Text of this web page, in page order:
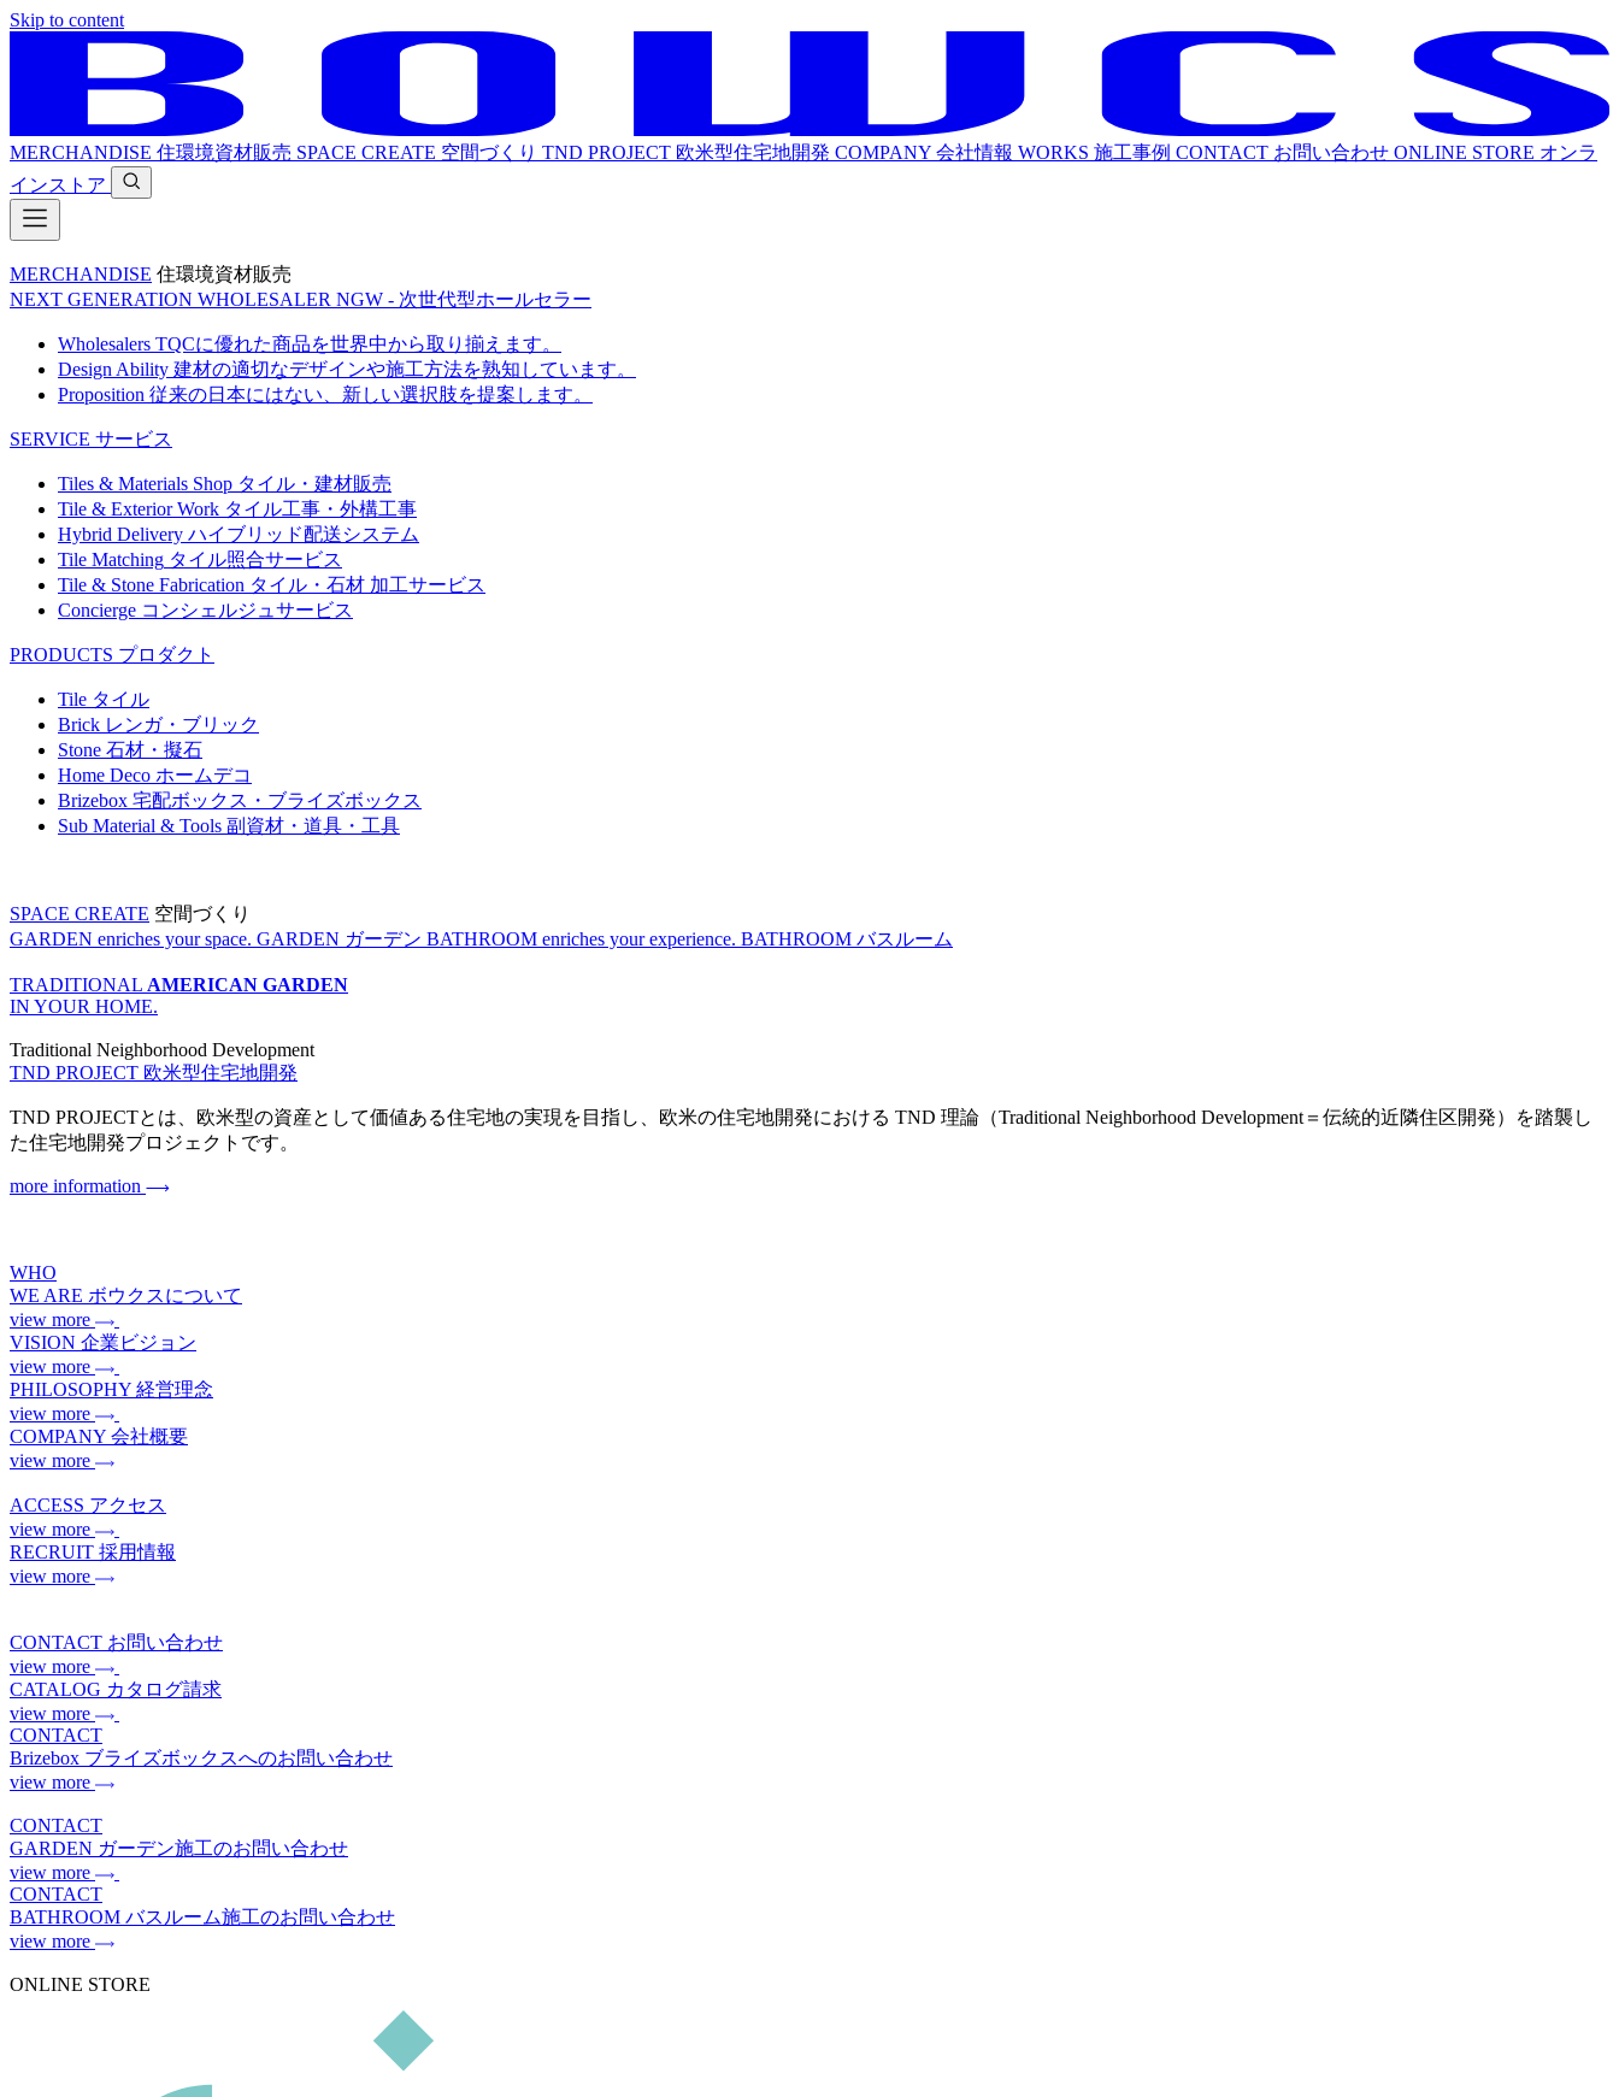
Skip to content
MERCHANDISE 住環境資材販売 SPACE CREATE 空間づくり TND PROJECT 欧米型住宅地開発 COMPANY 会社情報 WORKS 施工事例 CONTACT お問い合わせ ONLINE STORE オンラ
インストア
MERCHANDISE 住環境資材販売
NEXT GENERATION WHOLESALER NGW - 次世代型ホールセラー
Wholesalers TQCに優れた商品を世界中から取り揃えます。
Design Ability 建材の適切なデザインや施工方法を熟知しています。
Proposition 従来の日本にはない、新しい選択肢を提案します。
SERVICE サービス
Tiles & Materials Shop タイル・建材販売
Tile & Exterior Work タイル工事・外構工事
Hybrid Delivery ハイブリッド配送システム
Tile Matching タイル照合サービス
Tile & Stone Fabrication タイル・石材 加工サービス
Concierge コンシェルジュサービス
PRODUCTS プロダクト
Tile タイル
Brick レンガ・ブリック
Stone 石材・擬石
Home Deco ホームデコ
Brizebox 宅配ボックス・ブライズボックス
Sub Material & Tools 副資材・道具・工具
SPACE CREATE 空間づくり
GARDEN enriches your space. GARDEN ガーデン BATHROOM enriches your experience. BATHROOM バスルーム
TRADITIONAL AMERICAN GARDEN
IN YOUR HOME.
Traditional Neighborhood Development
TND PROJECT 欧米型住宅地開発
TND PROJECTとは、欧米型の資産として価値ある住宅地の実現を目指し、欧米の住宅地開発における TND 理論（Traditional Neighborhood Development＝伝統的近隣住区開発）を踏襲し
た住宅地開発プロジェクトです。
more information
WHO
WE ARE ボウクスについて
view more
VISION 企業ビジョン
view more
PHILOSOPHY 経営理念
view more
COMPANY 会社概要
view more
ACCESS アクセス
view more
RECRUIT 採用情報
view more
CONTACT お問い合わせ
view more
CATALOG カタログ請求
view more
CONTACT
Brizebox ブライズボックスへのお問い合わせ
view more
CONTACT
GARDEN ガーデン施工のお問い合わせ
view more
CONTACT
BATHROOM バスルーム施工のお問い合わせ
view more
ONLINE STORE